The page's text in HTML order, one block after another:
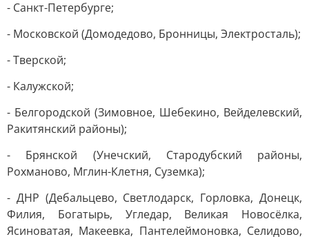
- Санкт-Петербурге;
- Московской (Домодедово, Бронницы, Электросталь);
- Тверской;
- Калужской;
- Белгородской (Зимовное, Шебекино, Вейделевский,
Ракитянский районы);
- Брянской (Унечский, Стародубский районы,
Рохманово, Мглин-Клетня, Суземка);
- ДНР (Дебальцево, Светлодарск, Горловка, Донецк,
Филия, Богатырь, Угледар, Великая Новосёлка,
Ясиноватая, Макеевка, Пантелеймоновка, Селидово,